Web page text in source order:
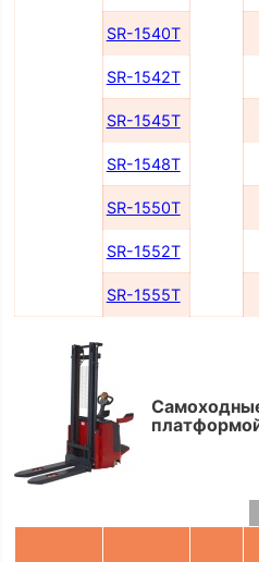
SR-1540T
SR-1542T
SR-1545T
SR-1548T
SR-1550T
SR-1552T
SR-1555T